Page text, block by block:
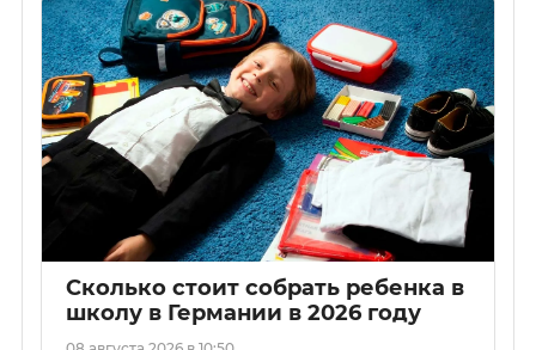
Сколько стоит собрать ребенка в
школу в Германии в 2026 году